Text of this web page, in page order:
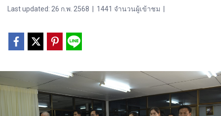
Last updated: 26 ก.พ. 2568 1441 จำนวนผู้เข้าชม